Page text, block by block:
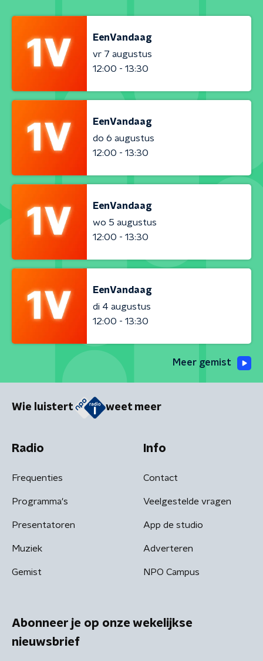
EenVandaag
vr 7 augustus
12:00 - 13:30
EenVandaag
do 6 augustus
12:00 - 13:30
EenVandaag
wo 5 augustus
12:00 - 13:30
EenVandaag
di 4 augustus
12:00 - 13:30
Meer gemist
Wie luistert weet meer
Radio
Frequenties
Programma's
Presentatoren
Muziek
Gemist
Info
Contact
Veelgestelde vragen
App de studio
Adverteren
NPO Campus
Abonneer je op onze wekelijkse
nieuwsbrief